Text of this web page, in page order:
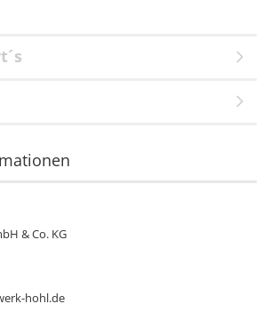
& Co. KG
hohl.de